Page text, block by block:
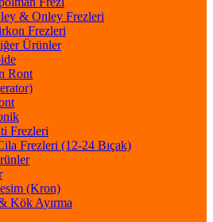
& Onley Frezleri
Frezleri
Ürünler
Ront
Frezleri
Frezleri (12-24 Bıçak)
(Kron)
Kök Ayırma